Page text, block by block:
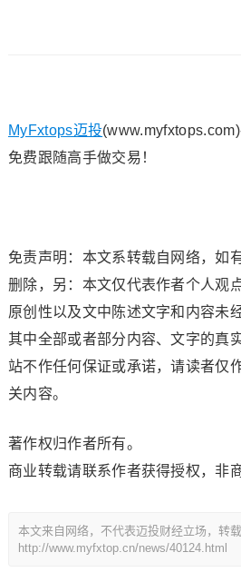
MyFxtops迈投
免费跟随高手做交易！
免责声明：本文系转载自网络，如
删除，另：本文仅代表作者个人观
原创性以及文中陈述文字和内容未
其中全部或者部分内容、文字的真
站不作任何保证或承诺，请读者仅
关内容。
著作权归作者所有。
商业转载请联系作者获得授权，非
本文来自网络，不代表迈投财经立场，转载
http://www.myfxtop.cn/news/40124.html